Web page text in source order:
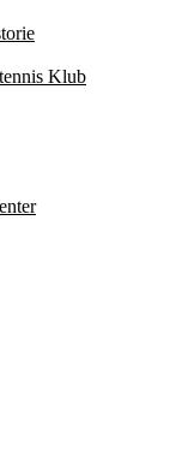
Klub